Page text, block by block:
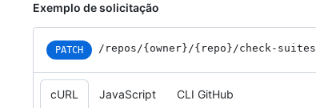
Exemplo de solicitação
PATCH /repos/{owner}/{repo}/check-suites
cURL JavaScript CLI GitHub